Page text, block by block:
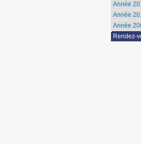
Année
Année
Année
Rendez-